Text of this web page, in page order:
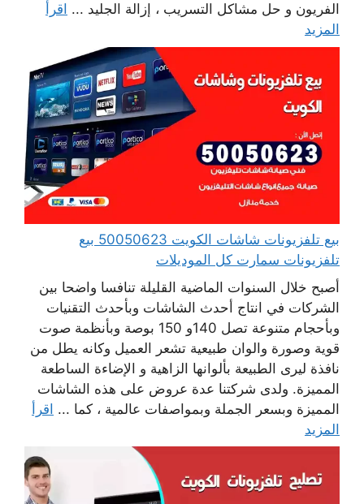
الفريون و حل مشاكل التسريب ، إزالة الجليد ... اقرأ
المزيد
بيع تلفزيونات شاشات الكويت 50050623 بيع
تلفزيونات سمارت كل الموديلات
أصبح خلال السنوات الماضية القليلة تنافسا واضحا بين
الشركات في انتاج أحدث الشاشات وبأحدث التقنيات
وبأحجام متنوعة تصل 140و 150 بوصة وبأنظمة صوت
قوية وصورة والوان طبيعية تشعر العميل وكانه يطل من
نافذة ليرى الطبيعة بألوانها الزاهية و الإضاءة الساطعة
المميزة. ولدى شركتنا عدة عروض على هذه الشاشات
المميزة وبسعر الجملة وبمواصفات عالمية ، كما ... اقرأ
المزيد